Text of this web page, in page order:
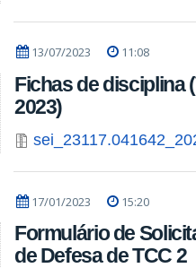
13/07/2023 11:08
Fichas de disciplina
2023)
17/01/2023 15:20
Formulário de
de Defesa de TCC 2